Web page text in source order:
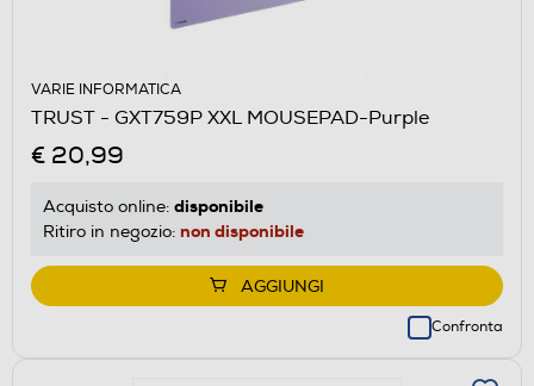
VARIE INFORMATICA
TRUST - GXT759P XXL MOUSEPAD-Purple
€ 20,99
Acquisto online: disponibile
Ritiro in negozio: non disponibile
AGGIUNGI
Confronta